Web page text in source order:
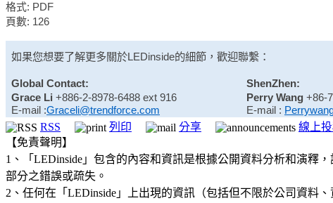
格式: PDF
頁數: 126
如果您想要了解更多關於LEDinside的細節，歡迎聯繫：
Global Contact:
ShenZhen:
Grace Li +886-2-8978-6488 ext 916
E-mail :Graceli@trendforce.com
Perry Wang +86-
E-mail :
RSS
列印 分享
線上
【免責聲明】
1、「LEDinside」包含的內容和資訊是根據公開資料分析和演釋
部分之錯誤或疏失。
2、任何在「LEDinside」上出現的資訊（包括但不限於公司資料